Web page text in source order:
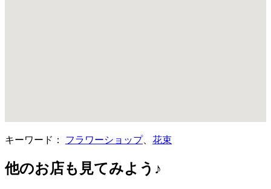
キーワード： フラワーショップ、 花束
他のお店も見てみよう♪